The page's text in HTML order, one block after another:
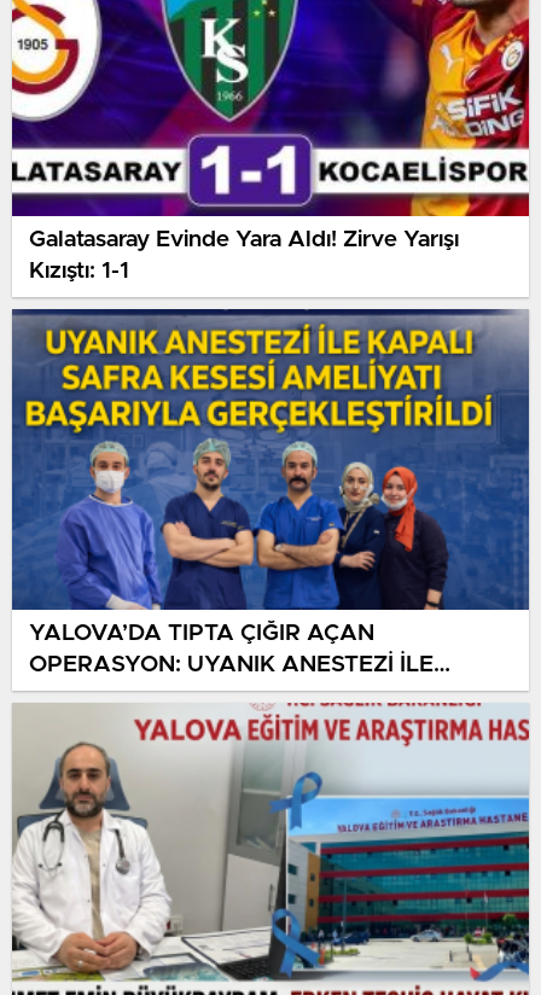
Galatasaray Evinde Yara Aldı! Zirve Yarışı
Kızıştı: 1-1
YALOVA’DA TIPTA ÇIĞIR AÇAN
OPERASYON: UYANIK ANESTEZİ İLE
KAPALI SAFRA KESESİ AMELİYATI
BAŞARIYLA GERÇEKLEŞTİRİLDİ